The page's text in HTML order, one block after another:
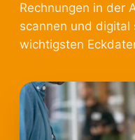
Rechnungen in der
scannen und digital
wichtigsten